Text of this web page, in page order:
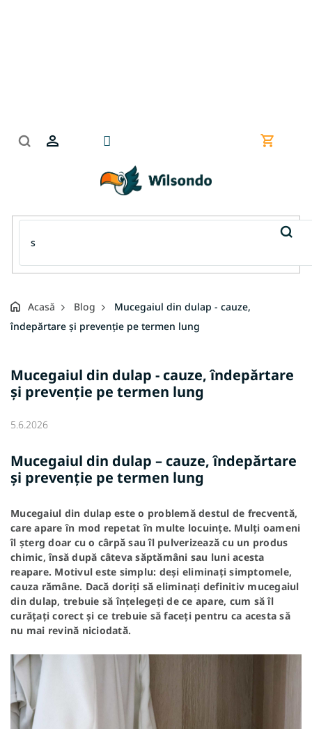
Coş
Acasă Blog
Mucegaiul din dulap - cauze,
îndepărtare și prevenție pe termen lung
Mucegaiul din dulap - cauze, îndepărtare
și prevenție pe termen lung
5.6.2026
Mucegaiul din dulap – cauze, îndepărtare
și prevenție pe termen lung
Mucegaiul din dulap este o problemă destul de frecventă,
care apare în mod repetat în multe locuințe. Mulți oameni
îl șterg doar cu o cârpă sau îl pulverizează cu un produs
chimic, însă după câteva săptămâni sau luni acesta
reapare. Motivul este simplu: deși eliminați simptomele,
cauza rămâne. Dacă doriți să eliminați definitiv mucegaiul
din dulap, trebuie să înțelegeți de ce apare, cum să îl
curățați corect și ce trebuie să faceți pentru ca acesta să
nu mai revină niciodată.